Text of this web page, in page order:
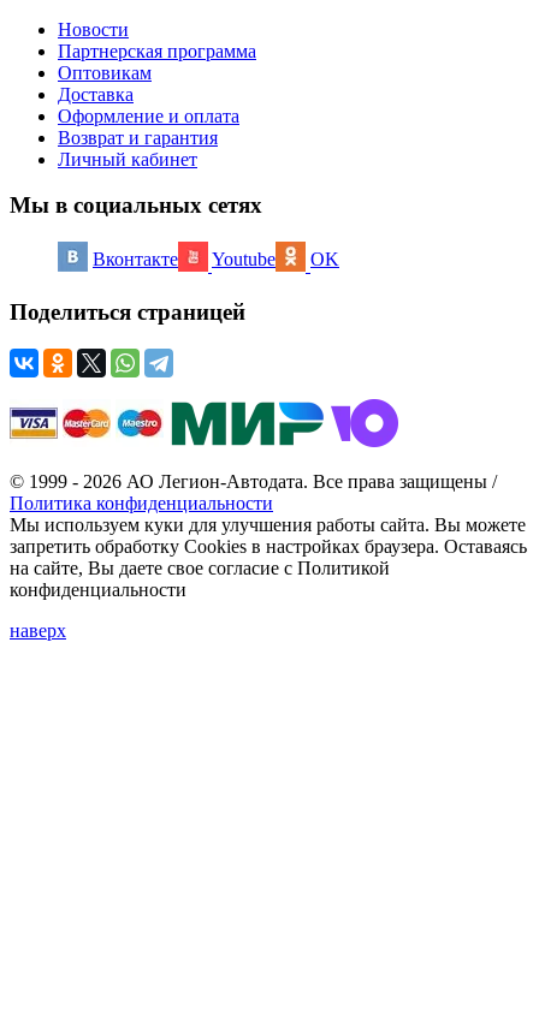
Новости
Партнерская программа
Оптовикам
Доставка
Оформление и оплата
Возврат и гарантия
Личный кабинет
Мы в социальных сетях
Вконтакте Youtube OK
Поделиться страницей
© 1999 - 2026 АО Легион-Автодата. Все права защищены /
Политика конфиденциальности
Мы используем куки для улучшения работы сайта. Вы можете
запретить обработку Cookies в настройках браузера. Оставаясь
на сайте, Вы даете свое согласие с Политикой
конфиденциальности
наверх